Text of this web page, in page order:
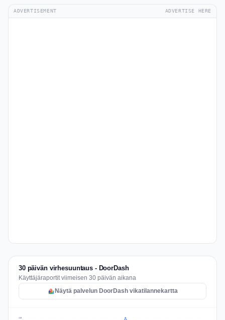
ADVERTISEMENT ADVERTISE HERE
30 päivän virhesuuntaus - DoorDash
Käyttäjäraportit viimeisen 30 päivän aikana
Näytä palvelun DoorDash vikatilannekartta
115